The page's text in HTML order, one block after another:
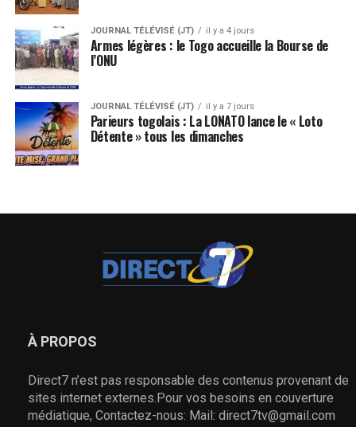
JOURNAL TÉLÉVISÉ (JT) il y a 4 jours
Armes légères : le Togo accueille la Bourse de
l’ONU
JOURNAL TÉLÉVISÉ (JT) il y a 7 jours
Parieurs togolais : La LONATO lance le « Loto
Détente » tous les dimanches
À PROPOS
Direct7 n’est pas responsable des contenus provenant de
sites internet externes.Pour vos besoins en couverture
médiatique, Contactez-nous: Mail: direct7tv@gmail.com